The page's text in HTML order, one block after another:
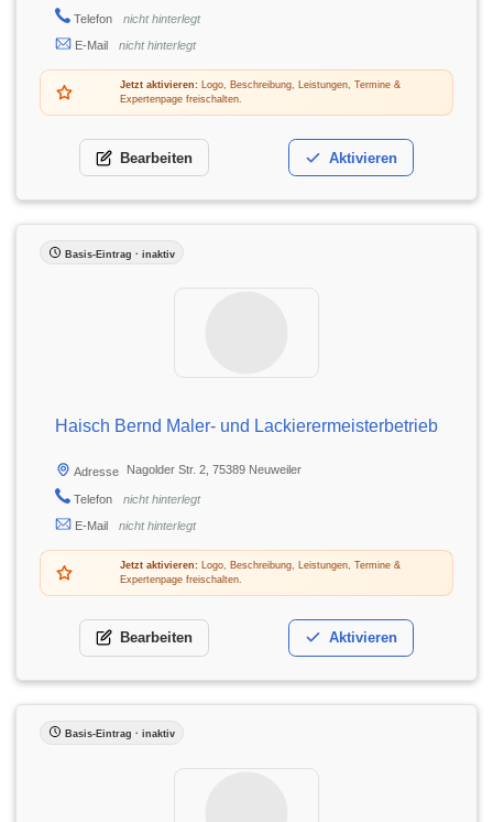
Telefon
nicht hinterlegt
E-Mail
nicht hinterlegt
Jetzt aktivieren:Logo, Beschreibung, Leistungen, Termine &
Expertenpage freischalten.
Bearbeiten Aktivieren
Basis-Eintrag · inaktiv
Haisch Bernd Maler- und Lackierermeisterbetrieb
Adresse Nagolder Str. 2, 75389 Neuweiler
Telefon
nicht hinterlegt
E-Mail
nicht hinterlegt
Jetzt aktivieren:Logo, Beschreibung, Leistungen, Termine &
Expertenpage freischalten.
Bearbeiten Aktivieren
Basis-Eintrag · inaktiv